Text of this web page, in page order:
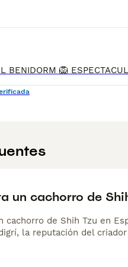
un cachorro de
cachorro de Shih Tzu en
la reputación del